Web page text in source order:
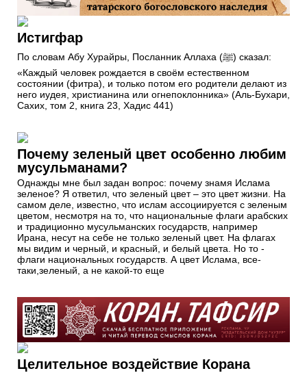
Истигфар
По словам Абу Хурайры, Посланник Аллаха (ﷺ) сказал:
«Каждый человек рождается в своём естественном
состоянии (фитра), и только потом его родители делают из
него иудея, христианина или огнепоклонника» (Аль-Бухари,
Сахих, том 2, книга 23, Хадис 441)
Почему зеленый цвет особенно любим
мусульманами?
Однажды мне был задан вопрос: почему знамя Ислама
зеленое? Я ответил, что зеленый цвет – это цвет жизни. На
самом деле, известно, что ислам ассоциируется с зеленым
цветом, несмотря на то, что национальные флаги арабских
и традиционно мусульманских государств, например
Ирана, несут на себе не только зеленый цвет. На флагах
мы видим и черный, и красный, и белый цвета. Но то -
флаги национальных государств. А цвет Ислама, все-
таки,зеленый, а не какой-то еще
Целительное воздействие Корана